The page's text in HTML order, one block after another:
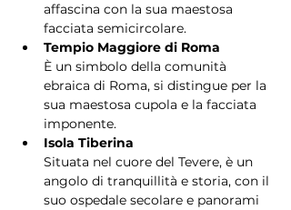
affascina con la sua maestosa
facciata semicircolare.
Tempio Maggiore di Roma
È un simbolo della comunità
ebraica di Roma, si distingue per la
sua maestosa cupola e la facciata
imponente.
Isola Tiberina
Situata nel cuore del Tevere, è un
angolo di tranquillità e storia, con il
suo ospedale secolare e panorami